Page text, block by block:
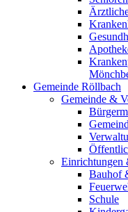
Gemeinde Röllbach
Gemeinde &
Einrichtungen
Bauhof
Schule